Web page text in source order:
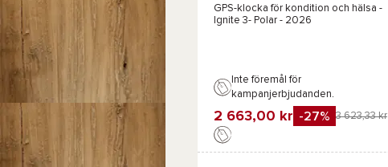
GPS-klocka för kondition och hälsa -
Ignite 3- Polar - 2026
Inte föremål för
kampanjerbjudanden.
2 663,00 kr -27% 3 623,33 kr